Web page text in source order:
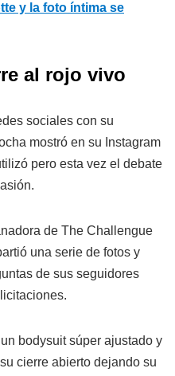
y la foto íntima se
al rojo vivo
sociales con su
mostró en su Instagram
pero esta vez el debate
de The Challengue
una serie de fotos y
de sus seguidores
bodysuit súper ajustado y
cierre abierto dejando su